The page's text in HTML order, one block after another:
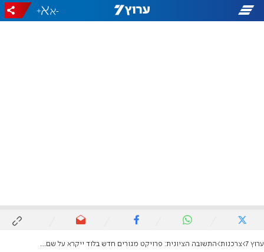
-
+
ערוץ 7 צרכנות התשובה הציונית: פרויקט מגורים חדש בלוד ייקרא על שם גיבור ישראל ישי גרינבאום ז"ל